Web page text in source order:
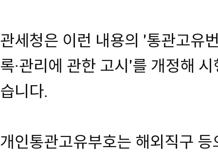
관세청은 이런 내용의 '통관고유
록·관리에 관한 고시'를 개정해
습니다.
개인통관고유부호는 해외직구